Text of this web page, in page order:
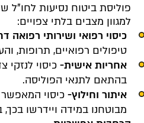
פוליסת ביטוח נסיעות לחו"ל
למגוון מצבים בלתי צפויים:
כיסוי רפואי ושירותי רפואה
טיפולים רפואיים, תרופות,
אחריות אישית- כיסוי לנזקי
בהתאם לתנאי הפוליסה.
איתור וחילוץ- כיסוי
מבוטחנו במידה ויידרשו